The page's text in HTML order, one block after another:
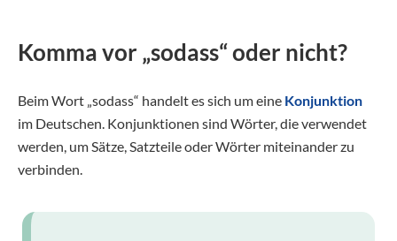
Komma vor „sodass“ oder nicht?
Beim Wort „sodass“ handelt es sich um eine Konjunktion
im Deutschen. Konjunktionen sind Wörter, die verwendet
werden, um Sätze, Satzteile oder Wörter miteinander zu
verbinden.